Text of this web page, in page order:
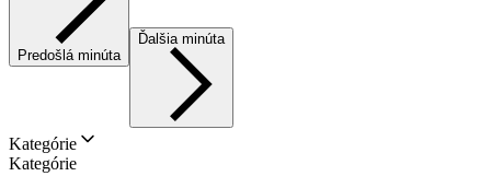
Predošlá minúta
Ďalšia minúta
Kategórie
Kategórie